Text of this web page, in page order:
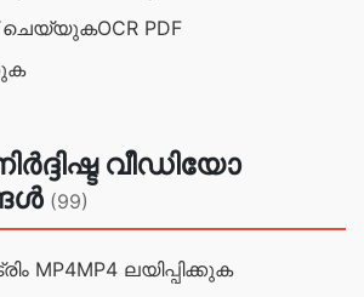
ചെയ്യുകOCR PDF
വീഡിയോ
(99)
MP4MP4 ലയിപ്പിക്കുക